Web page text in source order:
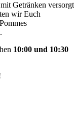
Getränken versorgt
wir Euch
10:00 und 10:30